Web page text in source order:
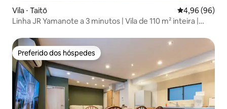
Vila ⋅ Taitō 4,96 de uma
4,96 (96)
Linha JR Yamanote a 3 minutos | Vila de 110 m² inteira |
Asakusa
Preferido dos hóspedes
Preferido dos hóspedes